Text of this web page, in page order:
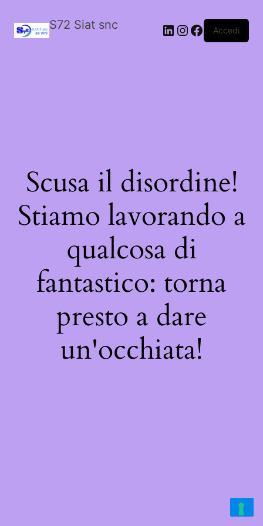
S72 Siat snc LinkedIn
Instagram
Facebook
Accedi
Scusa il disordine!
Stiamo lavorando a
qualcosa di
fantastico: torna
presto a dare
un'occhiata!